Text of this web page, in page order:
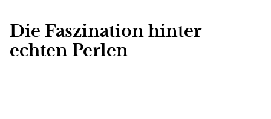
Die Faszination hinter
echten Perlen